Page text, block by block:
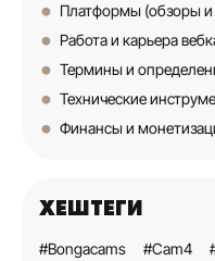
Платформы (обзоры и
Работа и карьера
Термины и
Технические
Финансы и
ХЕШТЕГИ
#Bongacams #Cam4